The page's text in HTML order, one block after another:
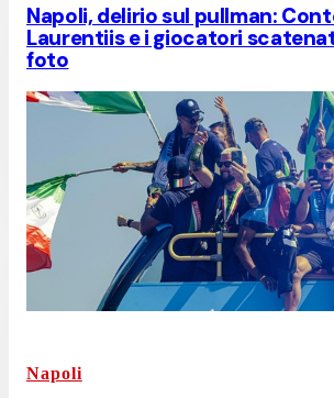
Napoli, delirio sul pullman:
Laurentiis e i giocatori
foto
Napoli